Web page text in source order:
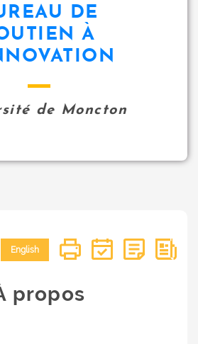
DE
À
de Moncton
English
propos